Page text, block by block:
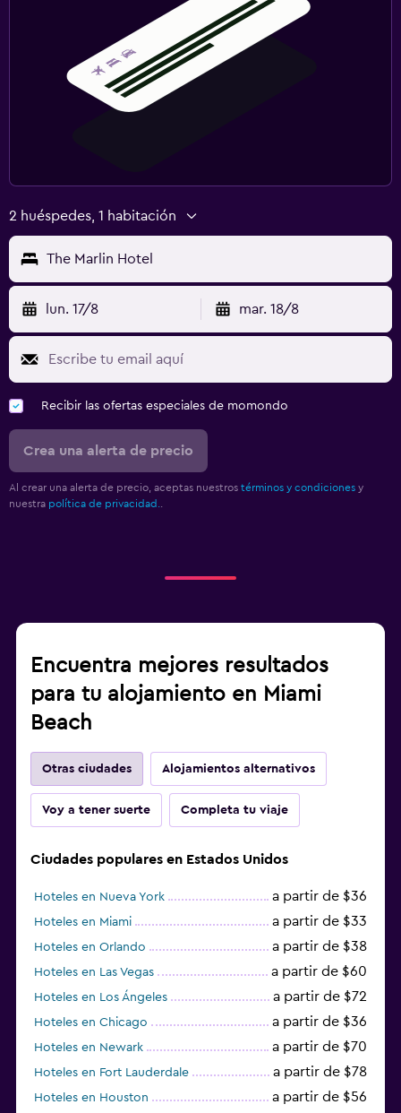
2 huéspedes, 1 habitación
The Marlin Hotel
lun. 17/8 mar. 18/8
Recibir las ofertas especiales de momondo
Crea una alerta de precio
Al crear una alerta de precio, aceptas nuestros términos y condiciones y
nuestra política de privacidad.
Encuentra mejores resultados
para tu alojamiento en Miami
Beach
Otras ciudades Alojamientos alternativos
Voy a tener suerte Completa tu viaje
Ciudades populares en Estados Unidos
Hoteles en Nueva York a partir de $36
Hoteles en Miami a partir de $33
Hoteles en Orlando a partir de $38
Hoteles en Las Vegas a partir de $60
Hoteles en Los Ángeles a partir de $72
Hoteles en Chicago a partir de $36
Hoteles en Newark a partir de $70
Hoteles en Fort Lauderdale a partir de $78
Hoteles en Houston a partir de $56